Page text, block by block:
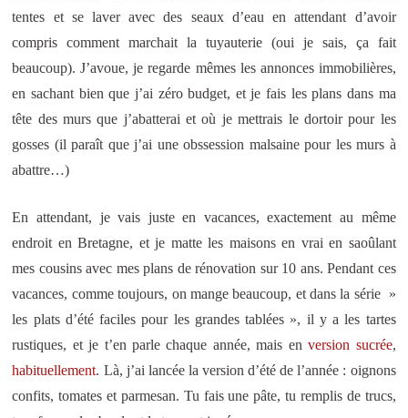
tentes et se laver avec des seaux d’eau en attendant d’avoir
compris comment marchait la tuyauterie (oui je sais, ça fait
beaucoup). J’avoue, je regarde mêmes les annonces immobilières,
en sachant bien que j’ai zéro budget, et je fais les plans dans ma
tête des murs que j’abatterai et où je mettrais le dortoir pour les
gosses (il paraît que j’ai une obssession malsaine pour les murs à
abattre…)
En attendant, je vais juste en vacances, exactement au même
endroit en Bretagne, et je matte les maisons en vrai en saoûlant
mes cousins avec mes plans de rénovation sur 10 ans. Pendant ces
vacances, comme toujours, on mange beaucoup, et dans la série »
les plats d’été faciles pour les grandes tablées », il y a les tartes
rustiques, et je t’en parle chaque année, mais en version sucrée,
habituellement. Là, j’ai lancée la version d’été de l’année : oignons
confits, tomates et parmesan. Tu fais une pâte, tu remplis de trucs,